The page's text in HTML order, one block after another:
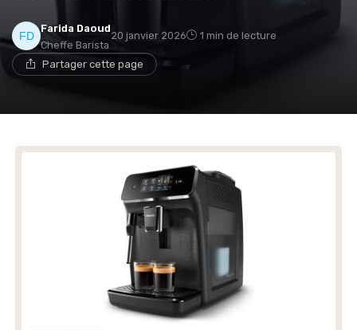
Farida Daoud
Cheffe Barista
20 janvier 2026 1 min de lecture
Partager cette page
→ Je rejoins le club
* En rejoignant le club, j'accepte de recevoir les emails